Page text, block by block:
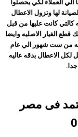
الي العملاء لكي يحصلوا
لها وتزول الاعطال
كالتي كانت عليها من قبل
قطع الغيار الاصليه وايضا
به من ست شهور الي عام
لكل الاعطال بدقه عاليه
فى مصر